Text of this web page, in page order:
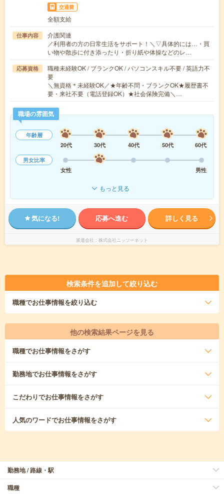
交通費
全額支給
仕事内容
介護関連
／利用者の方の日常生活をサポート！＼▽具体的には…・買
い物や散歩に付き添ったり・折り紙や体操などのレ…
応募資格
職種未経験OK / ブランクOK / パソコンスキル不要 / 英語力不
要
＼無資格＊未経験OK／★年齢不問・ブランクOK★履歴書不
要・来社不要（電話登録OK）★社会保険完備＼…
職場の雰囲気
年齢層
20代
30代 40代 50代
60代
男女比率
女性
男性
もっと見る
気になる! 応募へ進む 詳しく見る
派遣会社 株式会社ニッソーネット
検索条件を追加して絞り込む
職種でお仕事情報を絞り込む
他の検索結果ページを見る
職種でお仕事情報をさがす
勤務地でお仕事情報をさがす
こだわりでお仕事情報をさがす
人気のワードでお仕事情報をさがす
勤務地 / 路線・駅
職種